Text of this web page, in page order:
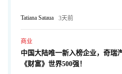
Tatiana Sataua 3天前
商业
中国大陆唯一新入榜企业，奇瑞
《财富》世界500强！